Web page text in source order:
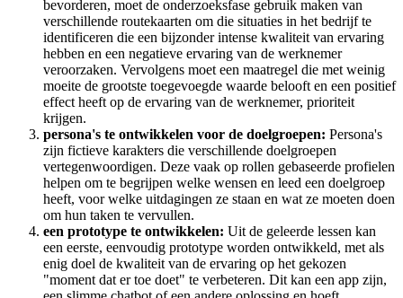
bevorderen, moet de onderzoeksfase gebruik maken van
verschillende routekaarten om die situaties in het bedrijf te
identificeren die een bijzonder intense kwaliteit van ervaring
hebben en een negatieve ervaring van de werknemer
veroorzaken. Vervolgens moet een maatregel die met weinig
moeite de grootste toegevoegde waarde belooft en een positief
effect heeft op de ervaring van de werknemer, prioriteit
krijgen.
persona's te ontwikkelen voor de doelgroepen: Persona's
zijn fictieve karakters die verschillende doelgroepen
vertegenwoordigen. Deze vaak op rollen gebaseerde profielen
helpen om te begrijpen welke wensen en leed een doelgroep
heeft, voor welke uitdagingen ze staan en wat ze moeten doen
om hun taken te vervullen.
een prototype te ontwikkelen: Uit de geleerde lessen kan
een eerste, eenvoudig prototype worden ontwikkeld, met als
enig doel de kwaliteit van de ervaring op het gekozen
"moment dat er toe doet" te verbeteren. Dit kan een app zijn,